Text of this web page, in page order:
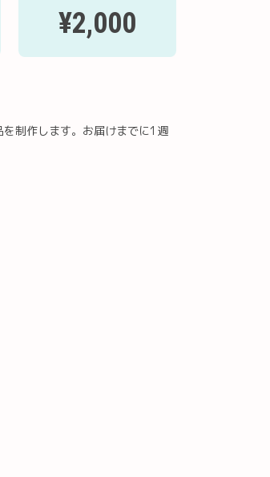
¥2,000
制作します。お届けまでに1週